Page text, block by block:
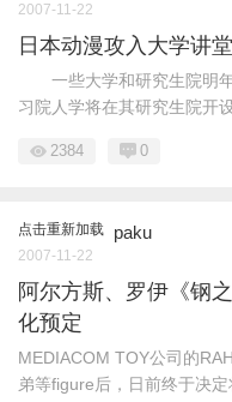
2007-11-22
日本动漫攻入大学讲
一些大学和研究生院明年
习院人学将在其研究生院开
2384 0
点击重新加载 paku
2007-11-22
阿尔方斯、罗伊《钢
化预定
MEDIACOM TOY公司的
弟等figure后，日前终于决定